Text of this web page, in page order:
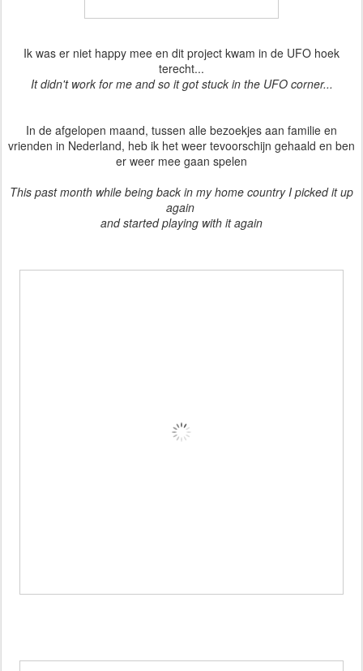
Ik was er niet happy mee en dit project kwam in de UFO hoek
terecht...
It didn't work for me and so it got stuck in the UFO corner...
In de afgelopen maand, tussen alle bezoekjes aan familie en
vrienden in Nederland, heb ik het weer tevoorschijn gehaald en ben
er weer mee gaan spelen
This past month while being back in my home country I picked it up
again
and started playing with it again